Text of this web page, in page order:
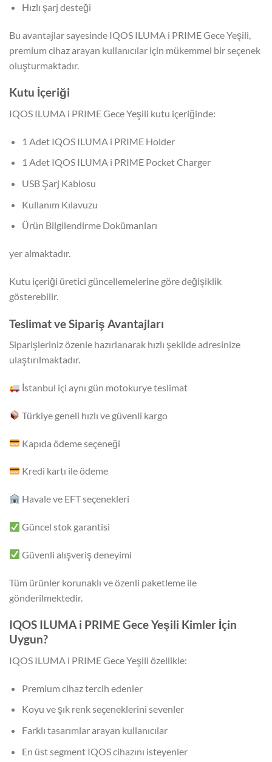
Hızlı şarj desteği
Bu avantajlar sayesinde IQOS ILUMA i PRIME Gece Yeşili,
premium cihaz arayan kullanıcılar için mükemmel bir seçenek
oluşturmaktadır.
Kutu İçeriği
IQOS ILUMA i PRIME Gece Yeşili kutu içeriğinde:
1 Adet IQOS ILUMA i PRIME Holder
1 Adet IQOS ILUMA i PRIME Pocket Charger
USB Şarj Kablosu
Kullanım Kılavuzu
Ürün Bilgilendirme Dokümanları
yer almaktadır.
Kutu içeriği üretici güncellemelerine göre değişiklik
gösterebilir.
Teslimat ve Sipariş Avantajları
Siparişleriniz özenle hazırlanarak hızlı şekilde adresinize
ulaştırılmaktadır.
İstanbul içi aynı gün motokurye teslimat
Türkiye geneli hızlı ve güvenli kargo
Kapıda ödeme seçeneği
Kredi kartı ile ödeme
Havale ve EFT seçenekleri
Güncel stok garantisi
Güvenli alışveriş deneyimi
Tüm ürünler korunaklı ve özenli paketleme ile
gönderilmektedir.
IQOS ILUMA i PRIME Gece Yeşili Kimler İçin
Uygun?
IQOS ILUMA i PRIME Gece Yeşili özellikle:
Premium cihaz tercih edenler
Koyu ve şık renk seçeneklerini sevenler
Farklı tasarımlar arayan kullanıcılar
En üst segment IQOS cihazını isteyenler